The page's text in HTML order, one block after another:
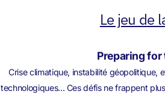
Le jeu de
Preparing
Crise climatique, instabilité géopolitique,
technologiques... Ces défis ne frappent